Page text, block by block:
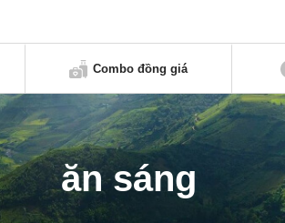
Combo đồng giá
ăn sáng